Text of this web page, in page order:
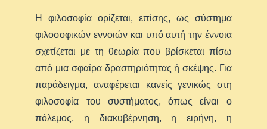
Η φιλοσοφία ορίζεται, επίσης, ως σύστημα
φιλοσοφικών εννοιών και υπό αυτή την έννοια
σχετίζεται με τη θεωρία που βρίσκεται πίσω
από μια σφαίρα δραστηριότητας ή σκέψης. Για
παράδειγμα, αναφέρεται κανείς γενικώς στη
φιλοσοφία του συστήματος, όπως είναι ο
πόλεμος, η διακυβέρνηση, η ειρήνη, η